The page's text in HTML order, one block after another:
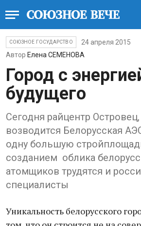
СОЮЗНОЕ ГОСУДАРСТВО
24 апреля 2015
Автор Елена СЕМЕНОВА
Город с
будущего
Сегодня райцентр Островец,
возводится Белорусская
одну большую
созданием облика
атомщиков трудятся и
специалисты
Уникальность белорусского